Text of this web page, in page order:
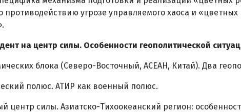
угрозе управляемого хаоса и
на центр силы. Особенности геополитической
блока (Северо-Восточный, АСЕАН, Китай). Два
полюс. АТИР как военный полюс.
силы. Азиатско-Тихоокеанский регион: